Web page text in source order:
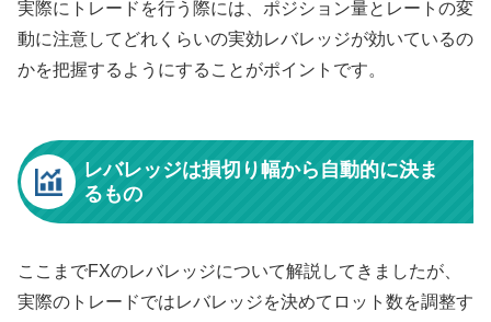
実際にトレードを行う際には、ポジション量とレートの変
動に注意してどれくらいの実効レバレッジが効いているの
かを把握するようにすることがポイントです。
レバレッジは損切り幅から自動的に決ま
るもの
ここまでFXのレバレッジについて解説してきましたが、
実際のトレードではレバレッジを決めてロット数を調整す